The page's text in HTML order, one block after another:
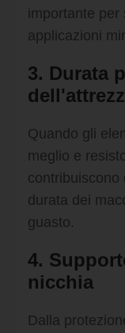
importante per
applicazioni
3. Durata
Quando gli
meglio e
contribuiscono
durata dei
guasto.
4.
nicchia
Dalla